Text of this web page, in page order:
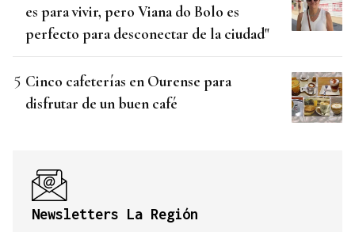
es para vivir, pero Viana do Bolo es
perfecto para desconectar de la ciudad"
Cinco cafeterías en Ourense para
disfrutar de un buen café
Newsletters La Región